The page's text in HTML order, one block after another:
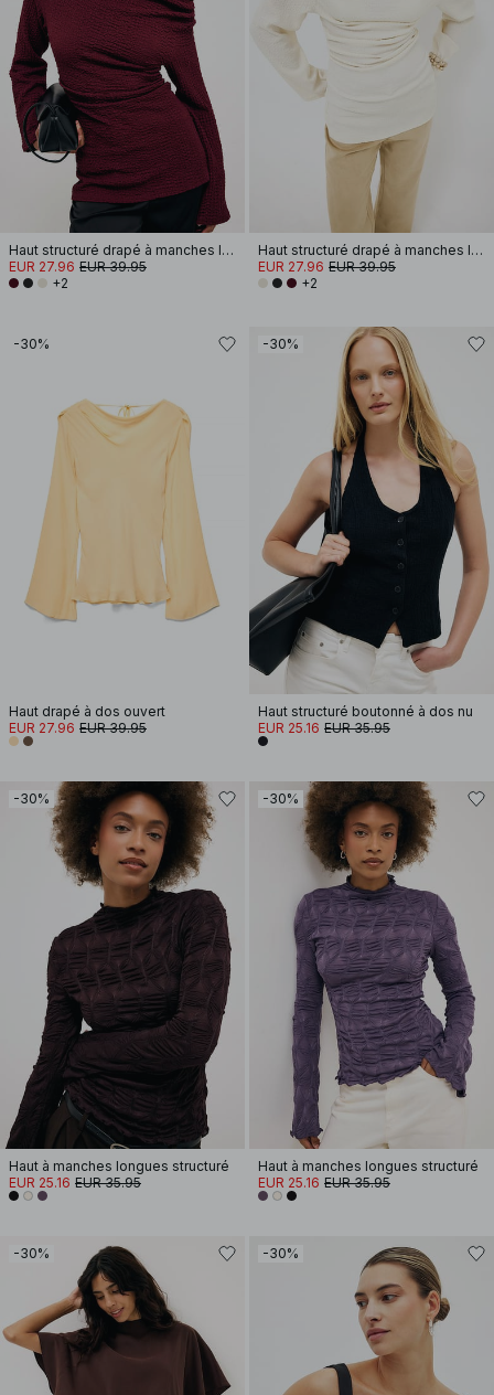
Haut structuré drapé à manches longues
EUR 27.96 EUR 39.95
+2
Haut structuré drapé à manches longues
EUR 27.96 EUR 39.95
+2
-30%
Haut drapé à dos ouvert
EUR 27.96 EUR 39.95
-30%
Haut structuré boutonné à dos nu
EUR 25.16 EUR 35.95
-30%
Haut à manches longues structuré
EUR 25.16 EUR 35.95
-30%
Haut à manches longues structuré
EUR 25.16 EUR 35.95
-30% -30%